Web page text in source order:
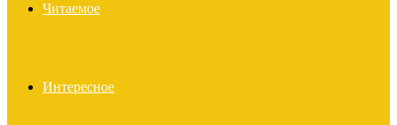
Читаемое
Интересное